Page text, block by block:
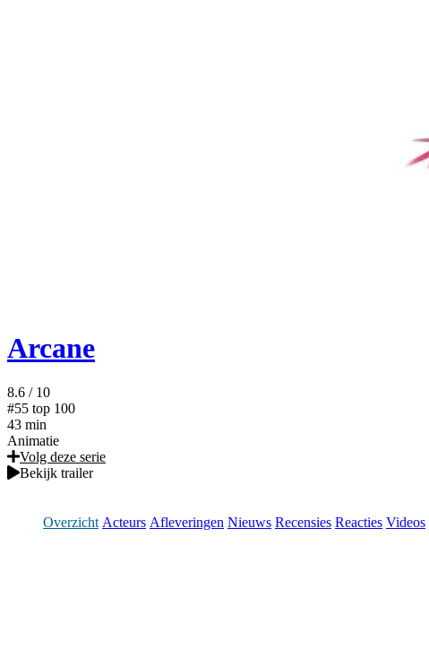
Arcane
8.6 / 10
#55 top 100
43 min
Animatie
Volg deze serie
Bekijk trailer
Overzicht Acteurs Afleveringen Nieuws Recensies Reacties Videos